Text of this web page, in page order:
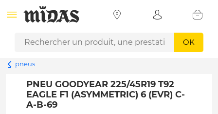
OK
pneus
PNEU GOODYEAR 225/45R19 T92
EAGLE F1 (ASYMMETRIC) 6 (EVR) C-
A-B-69